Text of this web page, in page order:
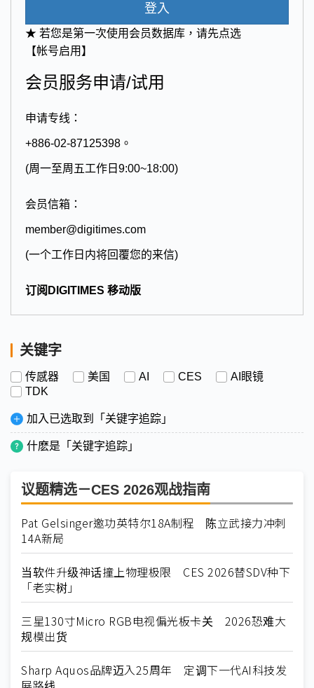
登入
★ 若您是第一次使用会员数据库，请先点选
【帐号启用】
会员服务申请/试用
申请专线：
+886-02-87125398。
(周一至周五工作日9:00~18:00)
会员信箱：
member@digitimes.com
(一个工作日内将回覆您的来信)
订阅DIGITIMES 移动版
关键字
传感器 美国 AI CES
AI眼镜
TDK
加入已选取到「关键字追踪」
什麽是「关键字追踪」
议题精选－CES 2026观战指南
Pat Gelsinger邀功英特尔18A制程 陈立武接力冲刺
14A新局
当软件升级神话撞上物理极限 CES 2026替SDV种下
「老实树」
三星130寸Micro RGB电视偏光板卡关 2026恐难大
规模出货
Sharp Aquos品牌迈入25周年 定调下一代AI科技发